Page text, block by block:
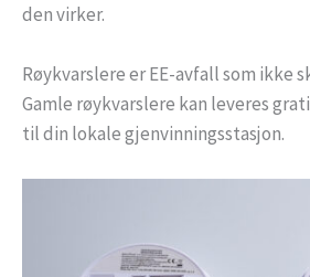
den virker.
Røykvarslere er EE-avfall som ikke
Gamle røykvarslere kan leveres
til din lokale gjenvinningsstasjon.